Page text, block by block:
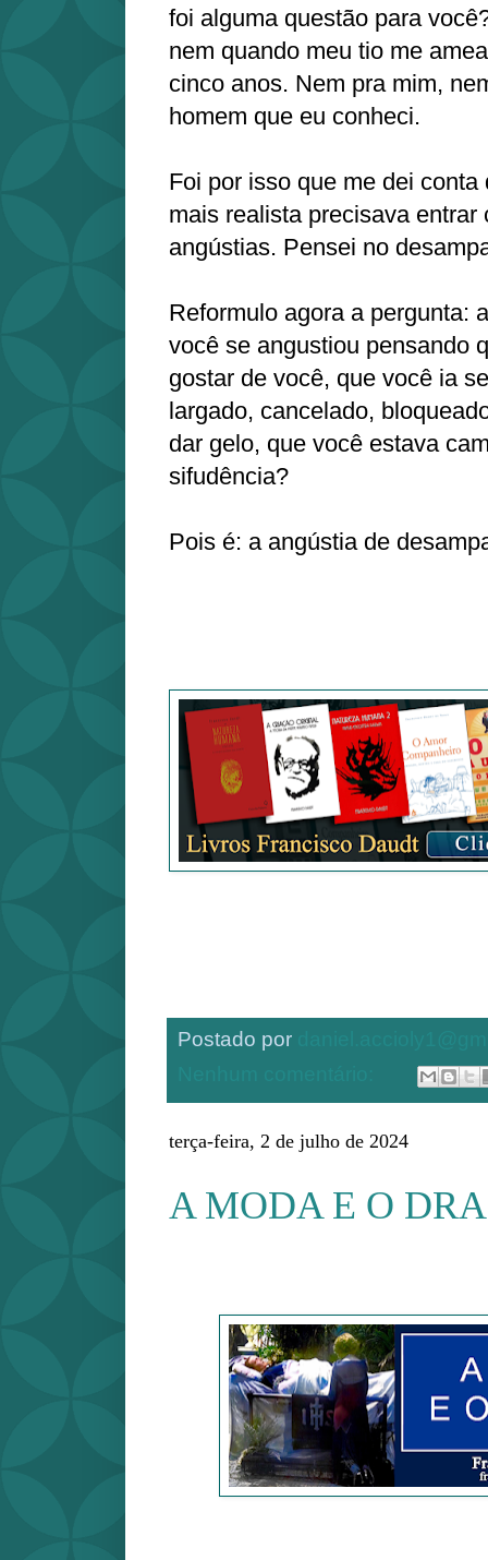
foi alguma questão para
nem quando meu tio me
cinco anos. Nem pra mim,
homem que eu conheci.
Foi por isso que me dei
mais realista precisava
angústias. Pensei no
Reformulo agora a pergunta:
você se angustiou pensando
gostar de você, que você ia
largado, cancelado,
dar gelo, que você estava
sifudência?
Pois é: a angústia de
Postado por
terça-feira, 2 de julho de 2024
A MODA E O